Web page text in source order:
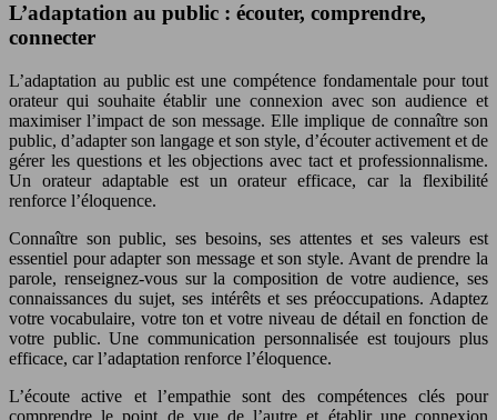
L’adaptation au public : écouter, comprendre,
connecter
L’adaptation au public est une compétence fondamentale pour tout
orateur qui souhaite établir une connexion avec son audience et
maximiser l’impact de son message. Elle implique de connaître son
public, d’adapter son langage et son style, d’écouter activement et de
gérer les questions et les objections avec tact et professionnalisme.
Un orateur adaptable est un orateur efficace, car la flexibilité
renforce l’éloquence.
Connaître son public, ses besoins, ses attentes et ses valeurs est
essentiel pour adapter son message et son style. Avant de prendre la
parole, renseignez-vous sur la composition de votre audience, ses
connaissances du sujet, ses intérêts et ses préoccupations. Adaptez
votre vocabulaire, votre ton et votre niveau de détail en fonction de
votre public. Une communication personnalisée est toujours plus
efficace, car l’adaptation renforce l’éloquence.
L’écoute active et l’empathie sont des compétences clés pour